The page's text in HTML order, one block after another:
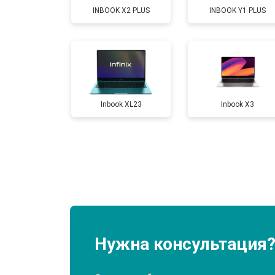
Замена жесткого диска HDD/SSD
Замена разъема HDMI
Замена тачпада
Замена материнской платы
INBOOK X2 PLUS INBOOK Y1 PLUS
Inbook XL23 Inbook X3
Нужна консультация?